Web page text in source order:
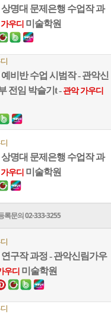
명대 문제은행 수업작 과
우디 미술학원
비반 수업 시범작 - 관악신
전임 박슬기t - 관악 가우디
명대 문제은행 수업작 과
우디 미술학원
록문의 02-333-3255
구작 과정 - 관악신림가우
우디 미술학원